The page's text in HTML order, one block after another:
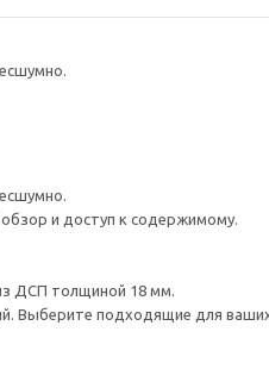
и доступ к содержимому.
ДСП толщиной 18 мм.
Выберите подходящие для